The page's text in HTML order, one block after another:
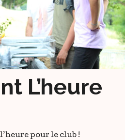
L’heure
pour le club !